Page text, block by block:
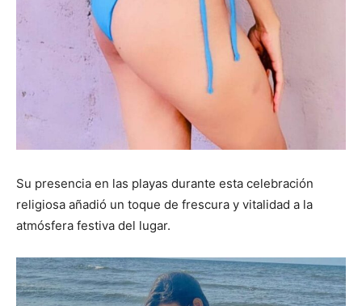
Su presencia en las playas durante esta celebración
religiosa añadió un toque de frescura y vitalidad a la
atmósfera festiva del lugar.